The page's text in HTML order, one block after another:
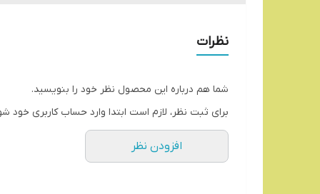
نظرات
شما هم درباره این محصول نظر خود را بنویسید.
برای ثبت نظر، لازم است ابتدا وارد حساب کاربری خود
افزودن نظر